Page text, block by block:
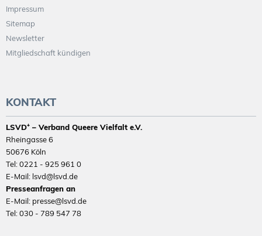
Impressum
Sitemap
Newsletter
Mitgliedschaft kündigen
KONTAKT
LSVD⁺ – Verband Queere Vielfalt e.V.
Rheingasse 6
50676 Köln
Tel: 0221 - 925 961 0
E-Mail: lsvd@lsvd.de
Presseanfragen an
E-Mail: presse@lsvd.de
Tel: 030 - 789 547 78